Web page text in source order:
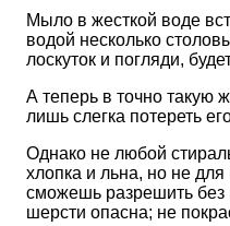
Мыло в жесткой воде
водой несколько
лоскуток и погляди,
А теперь в точно такую
лишь слегка потереть
Однако не любой
хлопка и льна, но не
сможешь разрешить без
шерсти опасна; не